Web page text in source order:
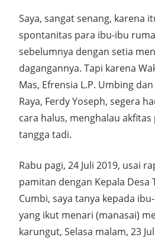
Saya, sangat senang, karena
spontanitas para ibu-ibu
sebelumnya dengan setia
dagangannya. Tapi karena
Mas, Efrensia L.P. Umbing
Raya, Ferdy Yoseph, segera
cara halus, menghalau
tangga tadi.
Rabu pagi, 24 Juli 2019, usai
pamitan dengan Kepala Desa
Cumbi, saya tanya kepada
yang ikut menari (manasai)
karungut, Selasa malam, 23